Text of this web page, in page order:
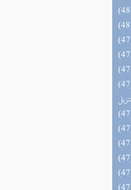
كتاب التفصيل الجامع